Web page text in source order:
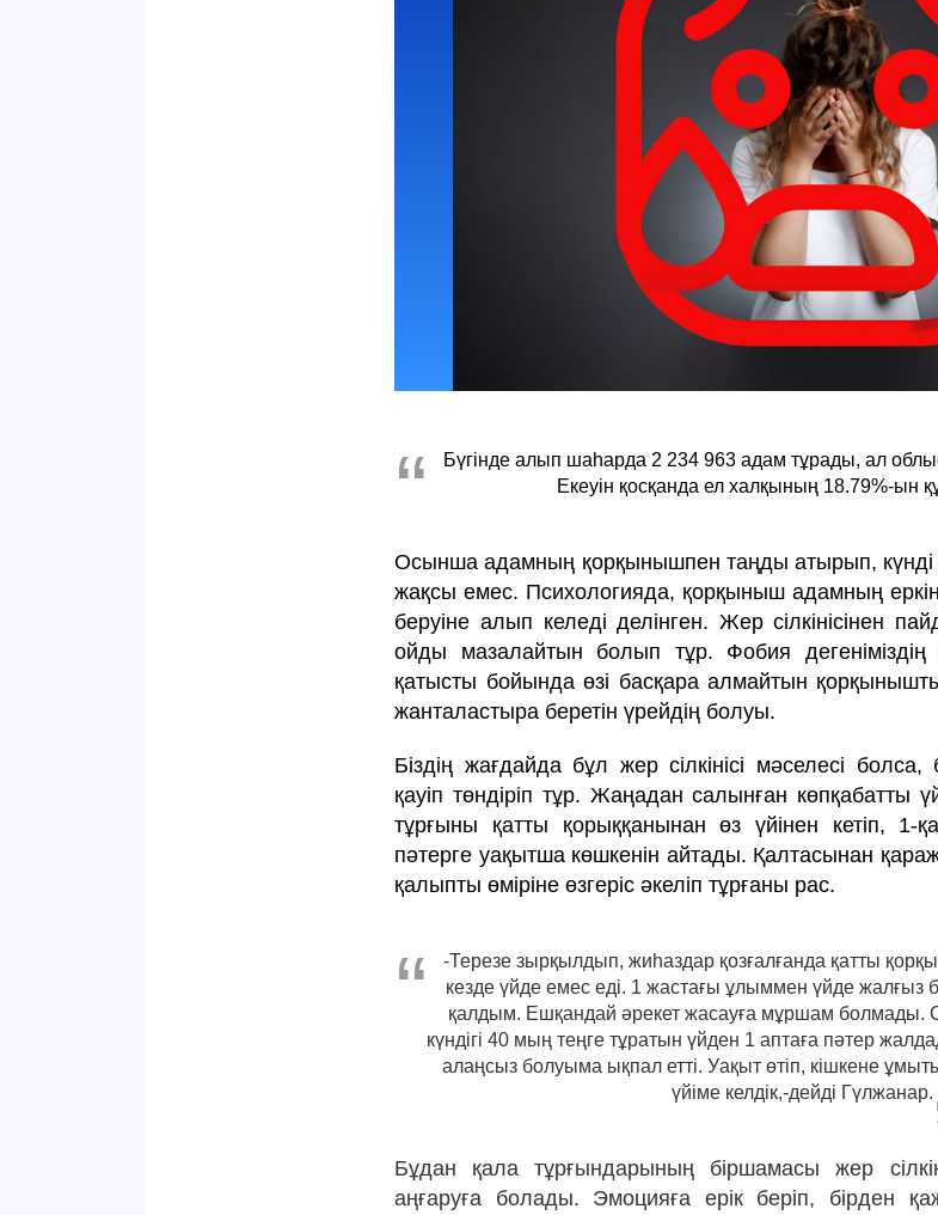
Бүгінде алып шаһарда 2 234 963 адам тұрады, ал
Екеуін қосқанда ел халқының 18.79%-ын
Осынша адамның қорқынышпен таңды атырып, күнді
жақсы емес. Психологияда, қорқыныш адамның
беруіне алып келеді делінген. Жер сілкінісінен
ойды мазалайтын болып тұр. Фобия дегеніміздің
қатысты бойында өзі басқара алмайтын
жанталастыра беретін үрейдің болуы.
Біздің жағдайда бұл жер сілкінісі мәселесі
қауіп төндіріп тұр. Жаңадан салынған көпқабатты
тұрғыны қатты қорыққанынан өз үйінен кетіп, 1-
пәтерге уақытша көшкенін айтады. Қалтасынан
қалыпты өміріне өзгеріс әкеліп тұрғаны рас.
-Терезе зырқылдып, жиһаздар қозғалғанда қатты
кезде үйде емес еді. 1 жастағы ұлыммен үйде жалғыз
қалдым. Ешқандай әрекет жасауға мұршам болмады.
күндігі 40 мың теңге тұратын үйден 1 аптаға пәтер
алаңсыз болуыма ықпал етті. Уақыт өтіп, кішкене
үйіме келдік,-дейді Гүлжанар.
Бұдан қала тұрғындарының біршамасы жер
аңғаруға болады. Эмоцияға ерік беріп, бірден